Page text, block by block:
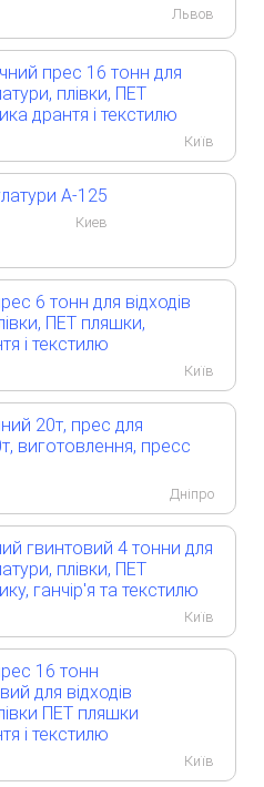
Львов
прес 16 тонн для
плівки, ПЕТ
дрантя і текстилю
Київ
А-125
Киев
6 тонн для відходів
ПЕТ пляшки,
і текстилю
Київ
20т, прес для
виготовлення, пресс
Дніпро
гвинтовий 4 тонни для
плівки, ПЕТ
ганчір'я та текстилю
Київ
16 тонн
для відходів
ПЕТ пляшки
і текстилю
Київ